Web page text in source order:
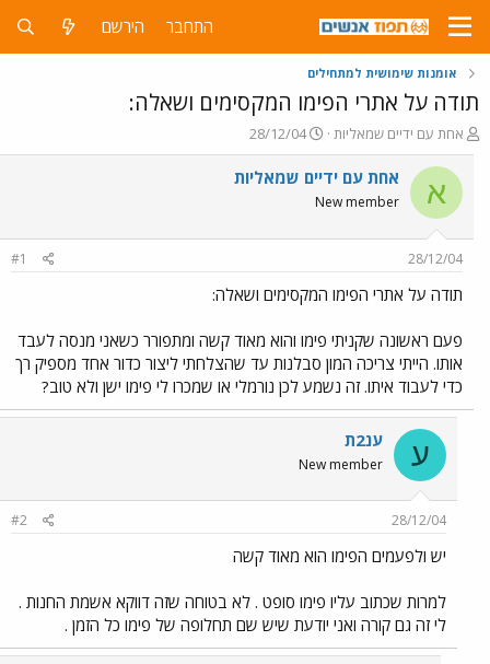
התחבר הירשם
אומנות שימושית למתחילים
תודה על אתרי הפימו המקסימים ושאלה:
פ
ו
ת
ח
ה
ש
א
אחת עם ידיים שמאליות
פ
ו
ר
ר
28/12/04
א אחת עם ידיים שמאליות
New member
28/12/04
#1
תודה על אתרי הפימו המקסימים ושאלה:
פעם ראשונה שקניתי פימו והוא מאוד קשה ומתפורר כשאני מנסה לעבד
אותו. הייתי צריכה המון סבלנות עד שהצלחתי ליצור כדור אחד מספיק רך
כדי לעבוד איתו. זה נשמע לכן נורמלי או שמכרו לי פימו ישן ולא טוב?
ע ענ2ת
New member
28/12/04
#2
יש ולפעמים הפימו הוא מאוד קשה
למרות שכתוב עליו פימו סופט . לא בטוחה שזה דווקא אשמת החנות .
לי זה גם קורה ואני יודעת שיש שם תחלופה של פימו כל הזמן .